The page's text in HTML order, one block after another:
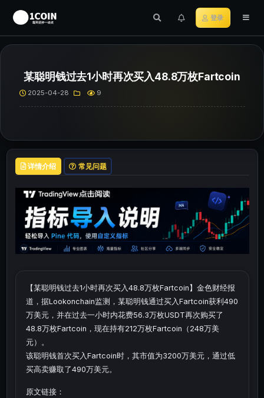
登录
某聪明钱过去1小时再次买入48.8万枚Fartcoin
2025-04-28 9
详情介绍 常见问题
【某聪明钱过去1小时再次买入48.8万枚Fartcoin】金色财经报
道，据Lookonchain监测，某聪明钱通过买入Fartcoin获利490
万美元，并在过去一小时内花费56.3万枚USDT再次购买了
48.8万枚Fartcoin，现在持有212万枚Fartcoin（248万美
元）。
该聪明钱首次买入Fartcoin时，其市值为3200万美元，通过低
买高卖赚取了490万美元。
原文链接：